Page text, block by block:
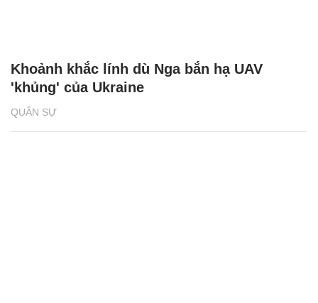
QUÂN SỰ
Khoảnh khắc lính dù Nga bắn hạ UAV
'khủng' của Ukraine